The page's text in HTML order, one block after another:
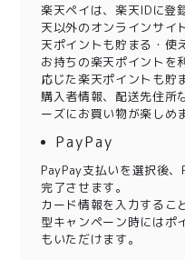
楽天ペイは、楽天IDに登
天以外のオンラインサイ
天ポイントも貯まる・使
お持ちの楽天ポイントを
応じた楽天ポイントも貯
購入者情報、配送先住所
ーズにお買い物が楽しめ
PayPay
PayPay支払いを選択後
完了させます。
カード情報を入力するこ
型キャンペーン時にはポ
もいただけます。